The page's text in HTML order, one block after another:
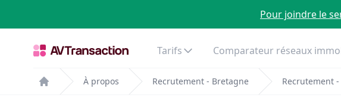
Pour joindre le
Tarifs Comparateur réseaux
Home
À propos Recrutement - Bretagne Recrutement